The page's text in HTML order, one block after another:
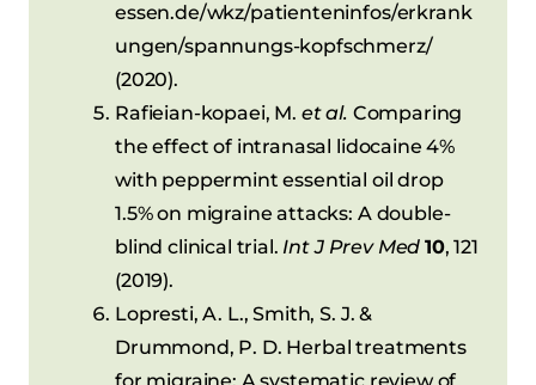
essen.de/wkz/patienteninfos/erkrank
ungen/spannungs-kopfschmerz/
(2020).
Rafieian-kopaei, M. et al. Comparing
the effect of intranasal lidocaine 4%
with peppermint essential oil drop
1.5% on migraine attacks: A double-
blind clinical trial. Int J Prev Med 10, 121
(2019).
Lopresti, A. L., Smith, S. J. &
Drummond, P. D. Herbal treatments